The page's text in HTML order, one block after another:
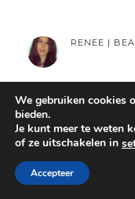
RENEE |
Stella was a rose
well and one day we
We gebruiken cookies
bieden.
Je kunt meer te weten
of ze uitschakelen in
Accepteer